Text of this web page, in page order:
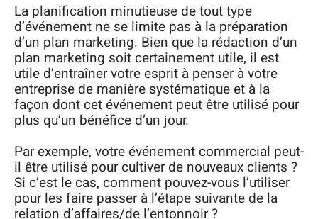
La planification minutieuse de tout type
d’événement ne se limite pas à la préparation
d’un plan marketing. Bien que la rédaction d’un
plan marketing soit certainement utile, il est
utile d’entraîner votre esprit à penser à votre
entreprise de manière systématique et à la
façon dont cet événement peut être utilisé pour
plus qu’un bénéfice d’un jour.
Par exemple, votre événement commercial peut-
il être utilisé pour cultiver de nouveaux clients ?
Si c’est le cas, comment pouvez-vous l’utiliser
pour les faire passer à l’étape suivante de la
relation d’affaires/de l’entonnoir ?